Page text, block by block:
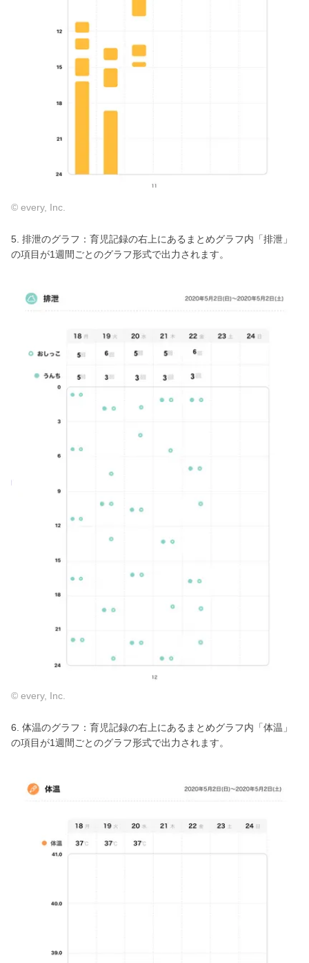
© every, Inc.
5. 排泄のグラフ：育児記録の右上にあるまとめグラフ内「排泄」
の項目が1週間ごとのグラフ形式で出力されます。
© every, Inc.
6. 体温のグラフ：育児記録の右上にあるまとめグラフ内「体温」
の項目が1週間ごとのグラフ形式で出力されます。